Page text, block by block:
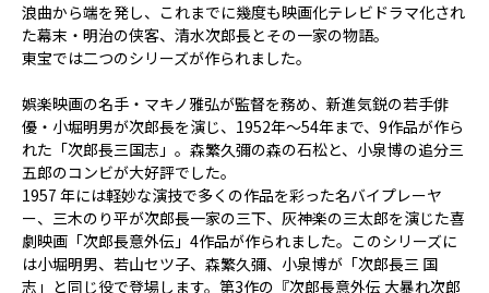
浪曲から端を発し、これまでに幾度も映画化テレビドラマ化され
た幕末・明治の侠客、清水次郎長とその一家の物語。
東宝では二つのシリーズが作られました。
娯楽映画の名手・マキノ雅弘が監督を務め、新進気鋭の若手俳
優・小堀明男が次郎長を演じ、1952年～54年まで、9作品が作ら
れた「次郎長三国志」。森繁久彌の森の石松と、小泉博の追分三
五郎のコンビが大好評でした。
1957 年には軽妙な演技で多くの作品を彩った名バイプレーヤ
ー、三木のり平が次郎長一家の三下、灰神楽の三太郎を演じた喜
劇映画「次郎長意外伝」4作品が作られました。このシリーズに
は小堀明男、若山セツ子、森繁久彌、小泉博が「次郎長三 国
志」と同じ役で登場します。第3作の『次郎長意外伝 大暴れ次郎